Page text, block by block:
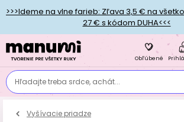
>>>Ideme na vlne farieb: Zľava 3,5 € na
27 € s kódom DUHA<<<
Hľadajte treba srdce, achát...
Obľúbené
Vyšívacie priadze